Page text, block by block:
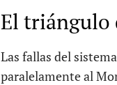
El triángulo
Las fallas del
paralelamente al